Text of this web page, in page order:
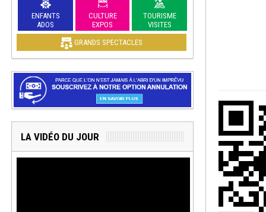
ENFANTS
ADOS
CULTURE
EXPOS
TOURISME
VISITES
GRANDS SPECTACLES
LA VIDÉO DU JOUR